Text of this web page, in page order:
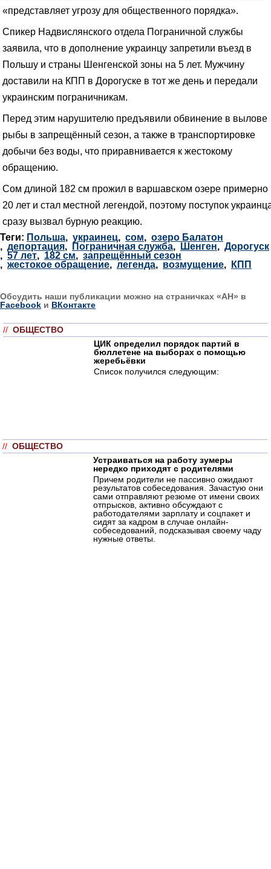
«представляет угрозу для общественного порядка».
Спикер Надвислянского отдела Пограничной службы
заявила, что в дополнение украинцу запретили въезд в
Польшу и страны Шенгенской зоны на 5 лет. Мужчину
доставили на КПП в Дорогуске в тот же день и передали
украинским пограничникам.
Перед этим нарушителю предъявили обвинение в вылове
рыбы в запрещённый сезон, а также в транспортировке
добычи без воды, что приравнивается к жестокому
обращению.
Сом длиной 182 см прожил в варшавском озере примерно
20 лет и стал местной легендой, поэтому поступок
сразу вызвал бурную реакцию.
Теги: Польша, украинец, сом, озеро Балатон
, депортация, Пограничная служба, Шенген, Дорогуск
, 57 лет, 182 см, запрещённый сезон
, жестокое обращение, легенда, возмущение, КПП
Обсудить наши публикации можно на страничках «АН» в
Facebook и ВКонтакте
// ОБЩЕСТВО
ЦИК определил порядок партий в
бюллетене на выборах с помощью
жеребьёвки
Список получился следующим:
// ОБЩЕСТВО
Устраиваться на работу зумеры
нередко приходят с родителями
Причем родители не пассивно ожидают
результатов собеседования. Зачастую они
сами отправляют резюме от имени своих
отпрысков, активно обсуждают с
работодателями зарплату и соцпакет и
сидят за кадром в случае онлайн-
собеседований, подсказывая своему чаду
нужные ответы.